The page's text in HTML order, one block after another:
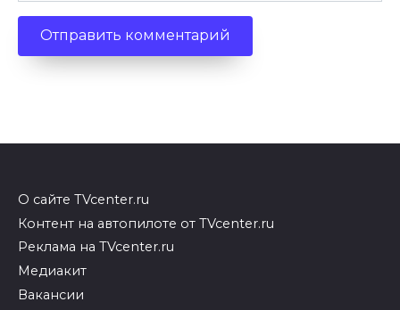
О сайте TVcenter.ru
Контент на автопилоте от TVcenter.ru
Реклама на TVcenter.ru
Медиакит
Вакансии